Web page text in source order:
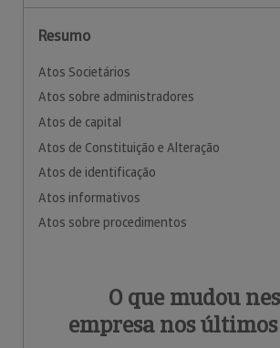
Resumo
Atos Societários
Atos sobre administradores
Atos de capital
Atos de Constituição e Alteração
Atos de identificação
Atos informativos
Atos sobre procedimentos
O que mudou
empresa nos